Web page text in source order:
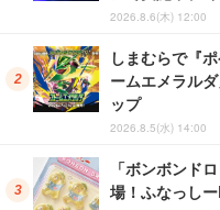
2026.8.6(木) 12:00
しまむらで『
ームエメラル
ップ
2026.8.5(水) 14:00
「ボンボンド
場！ふなっし